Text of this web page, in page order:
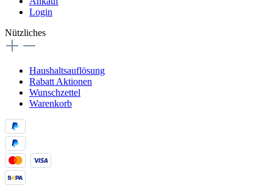
Login
Nützliches
Haushaltsauflösung
Rabatt Aktionen
Wunschzettel
Warenkorb